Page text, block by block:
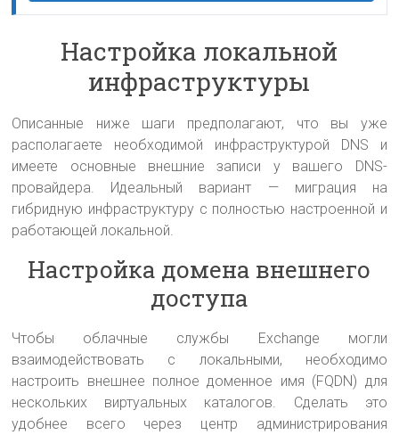
Настройка локальной
инфраструктуры
Описанные ниже шаги предполагают, что вы уже
располагаете необходимой инфраструктурой DNS и
имеете основные внешние записи у вашего DNS-
провайдера. Идеальный вариант — миграция на
гибридную инфраструктуру с полностью настроенной и
работающей локальной.
Настройка домена внешнего
доступа
Чтобы облачные службы Exchange могли
взаимодействовать с локальными, необходимо
настроить внешнее полное доменное имя (FQDN) для
нескольких виртуальных каталогов. Сделать это
удобнее всего через центр администрирования